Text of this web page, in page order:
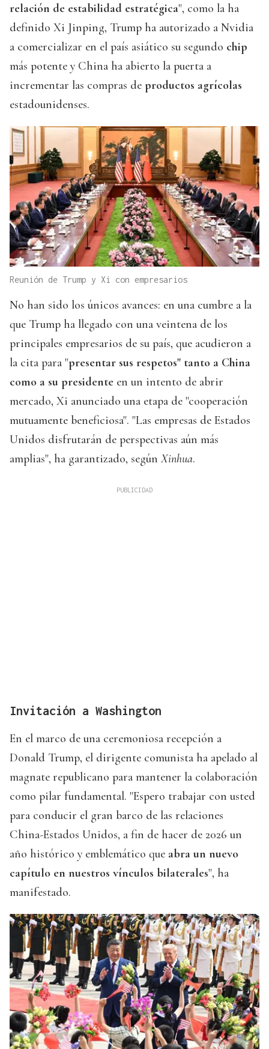
relación de estabilidad estratégica", como la ha
definido Xi Jinping, Trump ha autorizado a Nvidia
a comercializar en el país asiático su segundo chip
más potente y China ha abierto la puerta a
incrementar las compras de productos agrícolas
estadounidenses.
Reunión de Trump y Xi con empresarios
No han sido los únicos avances: en una cumbre a la
que Trump ha llegado con una veintena de los
principales empresarios de su país, que acudieron a
la cita para "presentar sus respetos" tanto a China
como a su presidente en un intento de abrir
mercado, Xi anunciado una etapa de "cooperación
mutuamente beneficiosa". "Las empresas de Estados
Unidos disfrutarán de perspectivas aún más
amplias", ha garantizado, según Xinhua.
Invitación a Washington
En el marco de una ceremoniosa recepción a
Donald Trump, el dirigente comunista ha apelado al
magnate republicano para mantener la colaboración
como pilar fundamental. "Espero trabajar con usted
para conducir el gran barco de las relaciones
China-Estados Unidos, a fin de hacer de 2026 un
año histórico y emblemático que abra un nuevo
capítulo en nuestros vínculos bilaterales", ha
manifestado.